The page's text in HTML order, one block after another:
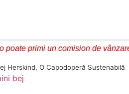
poate primi un comision de
Herskind, O Capodoperă Sustenabilă
bej